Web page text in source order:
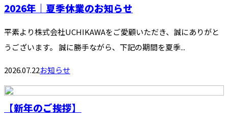
2026年｜夏季休業のお知らせ
平素より株式会社UCHIKAWAをご愛顧いただき、誠にありがと
うございます。 誠に勝手ながら、下記の期間を夏季...
2026.07.22お知らせ
【新年のご挨拶】